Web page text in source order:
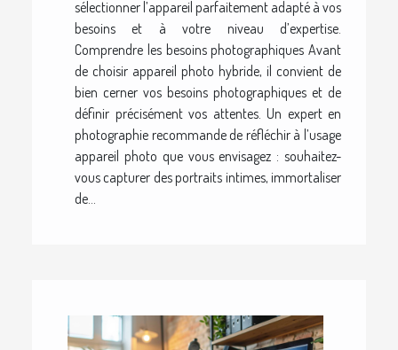
sélectionner l’appareil parfaitement adapté à vos
besoins et à votre niveau d’expertise.
Comprendre les besoins photographiques Avant
de choisir appareil photo hybride, il convient de
bien cerner vos besoins photographiques et de
définir précisément vos attentes. Un expert en
photographie recommande de réfléchir à l’usage
appareil photo que vous envisagez : souhaitez-
vous capturer des portraits intimes, immortaliser
de...